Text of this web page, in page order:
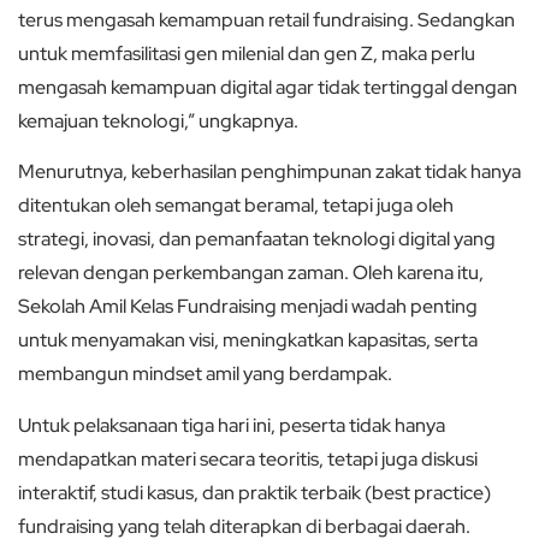
terus mengasah kemampuan retail fundraising. Sedangkan
untuk memfasilitasi gen milenial dan gen Z, maka perlu
mengasah kemampuan digital agar tidak tertinggal dengan
kemajuan teknologi,” ungkapnya.
Menurutnya, keberhasilan penghimpunan zakat tidak hanya
ditentukan oleh semangat beramal, tetapi juga oleh
strategi, inovasi, dan pemanfaatan teknologi digital yang
relevan dengan perkembangan zaman. Oleh karena itu,
Sekolah Amil Kelas Fundraising menjadi wadah penting
untuk menyamakan visi, meningkatkan kapasitas, serta
membangun mindset amil yang berdampak.
Untuk pelaksanaan tiga hari ini, peserta tidak hanya
mendapatkan materi secara teoritis, tetapi juga diskusi
interaktif, studi kasus, dan praktik terbaik (best practice)
fundraising yang telah diterapkan di berbagai daerah.